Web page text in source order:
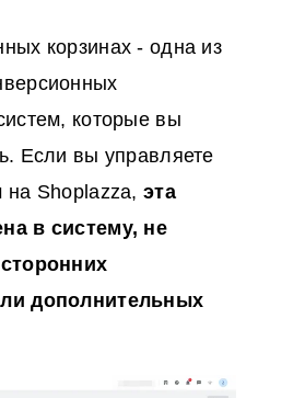
корзинах - одна из
которые вы
Если вы управляете
на Shoplazza,эта
в систему, не
дополнительных